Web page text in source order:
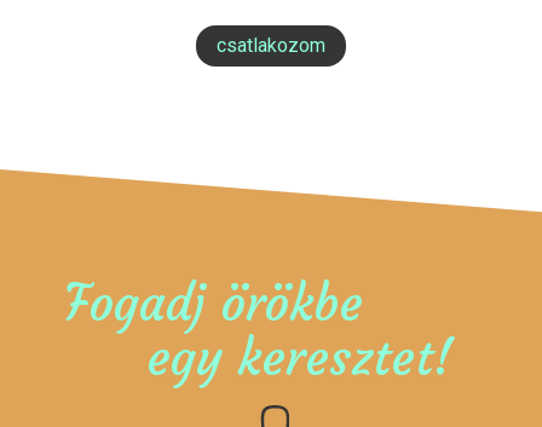
csatlakozom
Fogadj örökbe
egy keresztet!